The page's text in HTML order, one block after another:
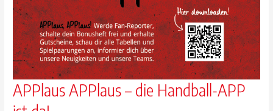
APPlaus APPlaus – die Handball-APP